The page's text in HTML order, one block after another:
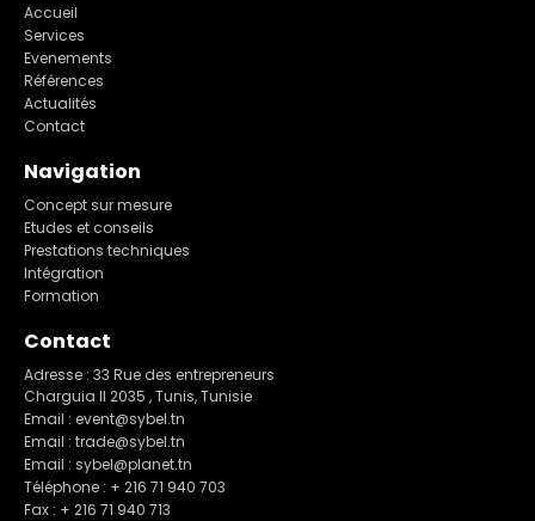
Accueil
Services
Evenements
Références
Actualités
Contact
Navigation
Concept sur mesure
Etudes et conseils
Prestations techniques
Intégration
Formation
Contact
Adresse : 33 Rue des entrepreneurs
Charguia II 2035 , Tunis, Tunisie
Email : event@sybel.tn
Email : trade@sybel.tn
Email : sybel@planet.tn
Téléphone : + 216 71 940 703
Fax : + 216 71 940 713